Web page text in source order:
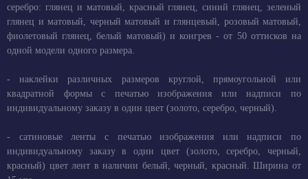
серебро: глянец и матовый, красный глянец, синий глянец, зеленый
глянец и матовый, черный матовый и глянцевый, розовый матовый,
фиолетовый глянец, белый матовый) и конгрев - от 50 оттисков на
одной модели одного размера.
- наклейки различных размеров круглой, прямоугольной или
квадратной формы с печатью изображения или надписи по
индивидуальному заказу в один цвет (золото, серебро, черный).
- сатиновые ленты с печатью изображения или надписи по
индивидуальному заказу в один цвет (золото, серебро, черный,
красный) цвет лент в наличии белый, черный, красный. Ширина от